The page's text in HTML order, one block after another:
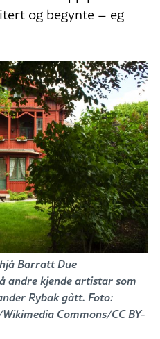
og begynte – eg
Barratt Due
andre kjende artistar som
Rybak gått. Foto:
Commons/CC BY-